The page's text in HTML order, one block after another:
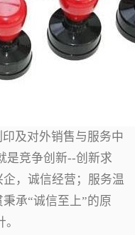
及对外销售与服务中
是竞争创新--创新求
，诚信经营；服务温
承“诚信至上”的原